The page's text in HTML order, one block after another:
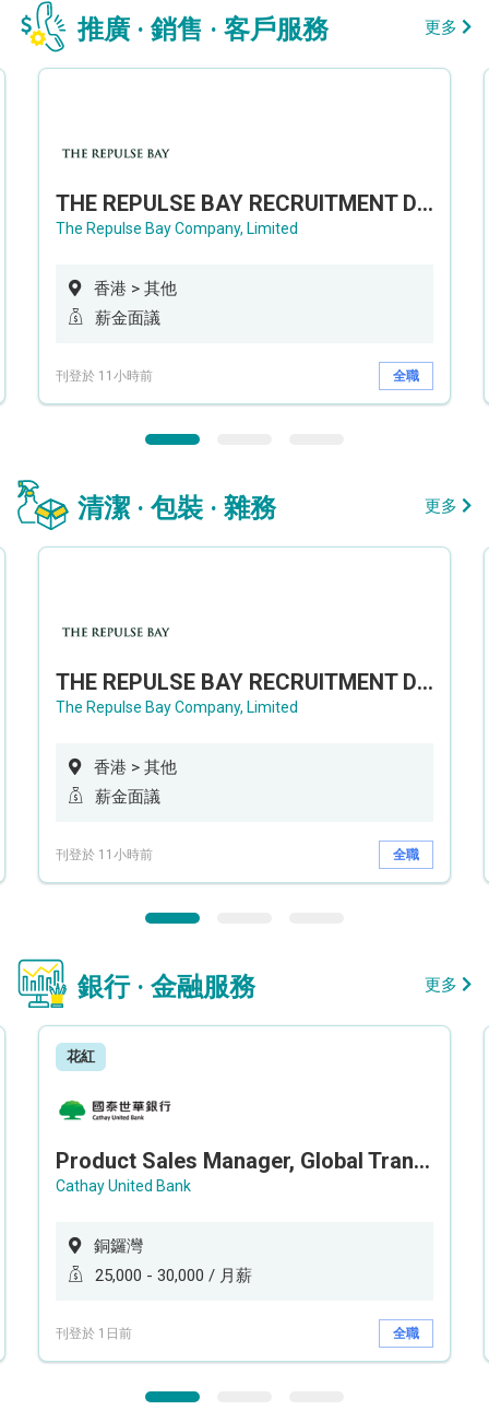
推廣 · 銷售 · 客戶服務 更多
THE REPULSE BAY RECRUITMENT DAY 淺水灣影灣園人才招聘會
The Repulse Bay Company, Limited
香港 > 其他
薪金面議
刊登於 11小時前 全職
清潔 · 包裝 · 雜務 更多
THE REPULSE BAY RECRUITMENT DAY 淺水灣影灣園人才招聘會
The Repulse Bay Company, Limited
香港 > 其他
薪金面議
刊登於 11小時前 全職
銀行 · 金融服務 更多
花紅
Product Sales Manager, Global Transaction Service (GTS)
Cathay United Bank
銅鑼灣
25,000 - 30,000 / 月薪
刊登於 1日前 全職